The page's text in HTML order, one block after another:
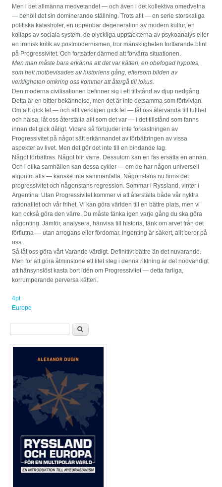
Men i det allmänna medvetandet — och även i det kollektiva omedvetna
— behöll det sin dominerande ställning. Trots allt — en serie storskaliga
politiska katastrofer, en uppenbar degeneration av modern kultur, en
kollaps av sociala system, de olyckliga upptäckterna av psykoanalys eller
en ironisk kritik av postmodernismen, tror mänskligheten fortfarande blint
på Progressivitet. Och fortsätter därmed att förvärra situationen.
Men man måste bara erkänna att det var kätteri, en obefogad hypotes,
som helt motbevisades av historiens gång, eftersom bilden av
verkligheten omkring oss kommer att återgå till fokus.
Den moderna civilisationen befinner sig i ett tillstånd av djup nedgång.
Detta är en bitter bekännelse, men det är inte detsamma som förtvivlan.
Om allt gick fel — och allt verkligen gick fel — låt oss återvända till fullhet
och hälsa, låt oss återställa allt som det var — i det tillstånd som fanns
innan det gick dåligt. Vidare så förbjuder inte förkastningen av
Progressivitet på något sätt erkännandet av förbättringen av vissa
aspekter av livet. Men det gör det inte till en bindande lag.
Något förbättras. Något blir värre. Dessutom kan en fas ersätta en annan.
Och i olika samhällen kan dessa cykler — om de har någon universell
algoritm alls — kanske inte sammanfalla. Någonstans nu finns det
progressivitet och någonstans regression. Sommar i Ryssland, vinter i
Argentina. Utan Progressivitet kommer vi att återställa både vår nyktra
rationalitet och vår frihet. Vi kan göra världen till en bättre plats, men vi
kan också göra den värre. Du måste tänka igen varje gång du ska göra
någonting. Jämför, analysera, hänvisa till historia, tänk om arvet från det
förflutna — utan arrogans eller fördomar. Ingenting är säkert, allt beror på
oss.
Så låt oss göra vårt Varande värdigt. Definitivt bättre än det nuvarande.
Men för att göra åtminstone ett litet steg i denna riktning är det nödvändigt
att hänsynslöst kasta bort idén om Progressivitet — detta farliga,
korrumperande perversa kätteri.
4pt
Europe
Sökformulär Sök